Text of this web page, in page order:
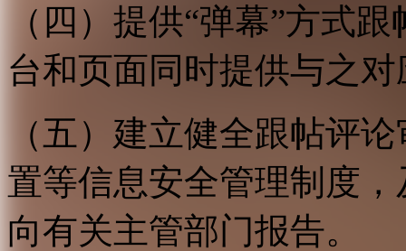
（四）提供“弹幕”方式
台和页面同时提供与之
（五）建立健全跟帖评
置等信息安全管理制度
向有关主管部门报告。